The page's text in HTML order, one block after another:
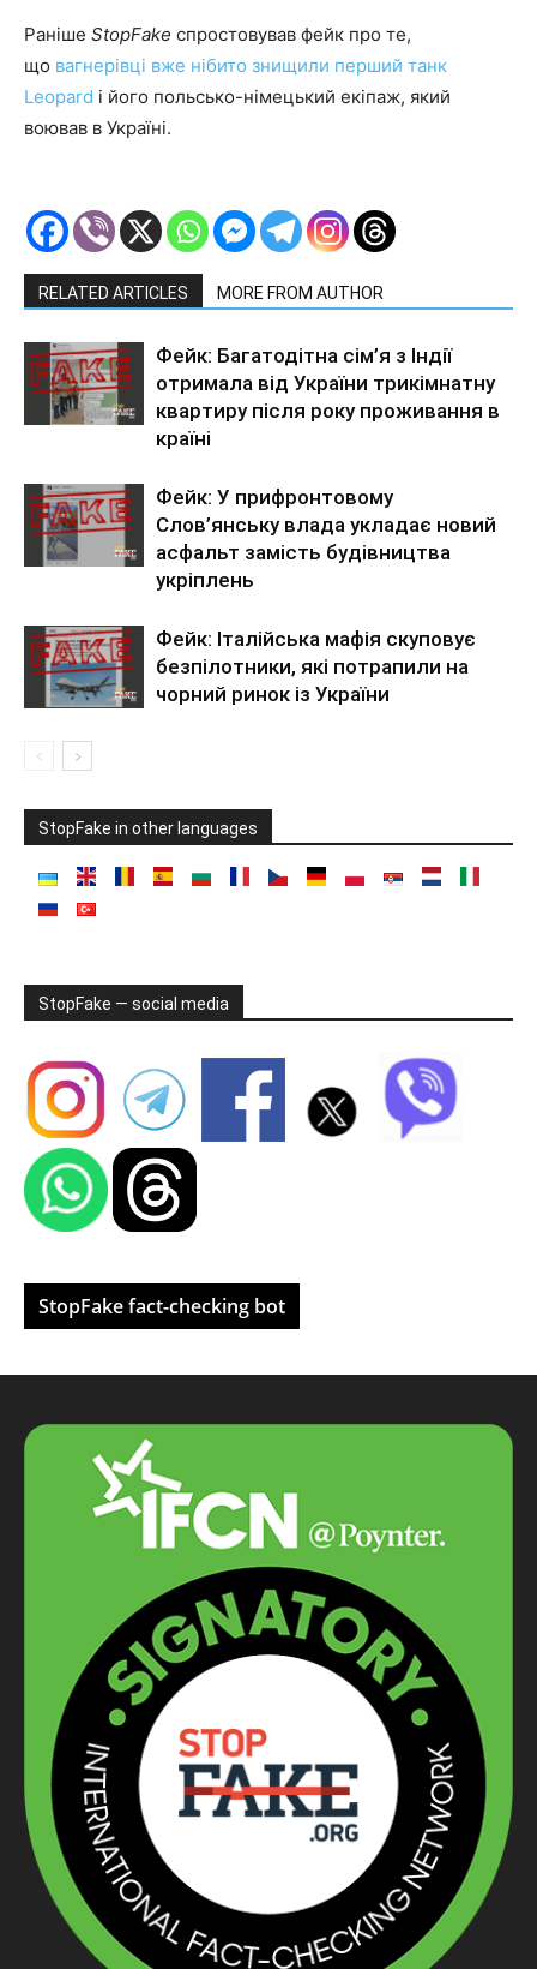
Раніше StopFake спростовував фейк про те,
що вагнерівці вже нібито знищили перший танк
Leopard і його польсько-німецький екіпаж, який
воював в Україні.
RELATED ARTICLES MORE FROM AUTHOR
Фейк: Багатодітна сім’я з Індії
отримала від України трикімнатну
квартиру після року проживання в
країні
Фейк: У прифронтовому
Слов’янську влада укладає новий
асфальт замість будівництва
укріплень
Фейк: Італійська мафія скуповує
безпілотники, які потрапили на
чорний ринок із України
StopFake in other languages
StopFake — social media
StopFake fact-checking bot